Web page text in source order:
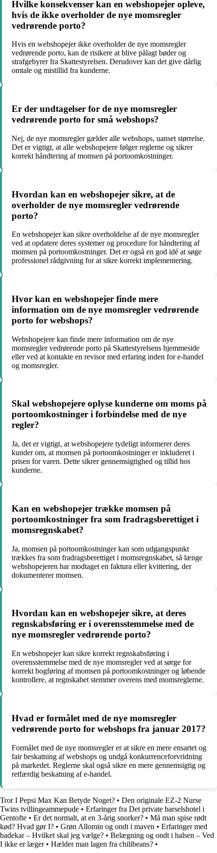
Hvilke konsekvenser kan en webshopejer opleve,
hvis de ikke overholder de nye momsregler
vedrørende porto?
Hvis en webshopejer ikke overholder de nye momsregler
vedrørende porto, kan de risikere at blive pålagt bøder og
strafgebyrer fra Skattestyrelsen. Derudover kan det give dårlig
omtale og mistillid fra kunderne.
Er der undtagelser for de nye momsregler
vedrørende porto for små webshops?
Nej, de nye momsregler gælder alle webshops, uanset størrelse.
Det er vigtigt, at alle webshopejere følger reglerne og sikrer
korrekt håndtering af momsen på portoomkostninger.
Hvordan kan en webshopejer sikre, at de
overholder de nye momsregler vedrørende
porto?
En webshopejer kan sikre overholdelse af de nye momsregler
ved at opdatere deres systemer og procedure for håndtering af
momsen på portoomkostninger. Det er også en god idé at søge
professionel rådgivning for at sikre korrekt implementering.
Hvor kan en webshopejer finde mere
information om de nye momsregler vedrørende
porto for webshops?
Webshopejere kan finde mere information om de nye
momsregler vedrørende porto på Skattestyrelsens hjemmeside
eller ved at kontakte en revisor med erfaring inden for e-handel
og momsregler.
Skal webshopejere oplyse kunderne om moms på
portoomkostninger i forbindelse med de nye
regler?
Ja, det er vigtigt, at webshopejere tydeligt informerer deres
kunder om, at momsen på portoomkostninger er inkluderet i
prisen for varen. Dette sikrer gennemsigtighed og tillid hos
kunderne.
Kan en webshopejer trække momsen på
portoomkostninger fra som fradragsberettiget i
momsregnskabet?
Ja, momsen på portoomkostninger kan som udgangspunkt
trækkes fra som fradragsberettiget i momsregnskabet, så længe
webshopejeren har modtaget en faktura eller kvittering, der
dokumenterer momsen.
Hvordan kan en webshopejer sikre, at deres
regnskabsføring er i overensstemmelse med de
nye momsregler vedrørende porto?
En webshopejer kan sikre korrekt regnskabsføring i
overensstemmelse med de nye momsregler ved at sørge for
korrekt bogføring af momsen på portoomkostninger og løbende
kontrollere, at regnskabet stemmer overens med momsreglerne.
Hvad er formålet med de nye momsregler
vedrørende porto for webshops fra januar 2017?
Formålet med de nye momsregler er at sikre en mere ensartet og
fair beskatning af webshops og undgå konkurrenceforvridning
på markedet. Reglerne skal også sikre en mere gennemsigtig og
retfærdig beskatning af e-handel.
Tror I Pepsi Max Kan Betyde Noget? • Den originale EZ-2 Nurse
Twins tvillingeammepude • Erfaringer fra Det private barselshotel i
Gentofte • Er det normalt, at en 3-årig snorker? • Må man spise rødt
kød? Hvad gør I? • Grøn Allomin og ondt i maven • Erfaringer med
badekar – Hvilket skal jeg vælge? • Belægning og ondt i halsen – Ved
I ikke er læger• Hælder man lagen fra chilibeans? •